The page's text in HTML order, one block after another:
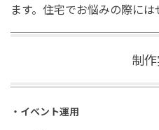
ます。住宅でお悩みの際には
制
・イベント運用